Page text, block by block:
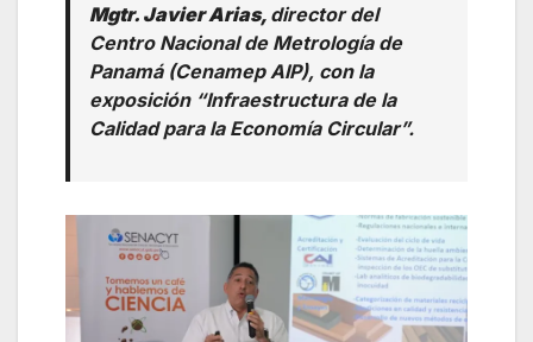
Mgtr. Javier Arias, director del
Centro Nacional de Metrología de
Panamá (Cenamep AIP), con la
exposición “Infraestructura de la
Calidad para la Economía Circular”.